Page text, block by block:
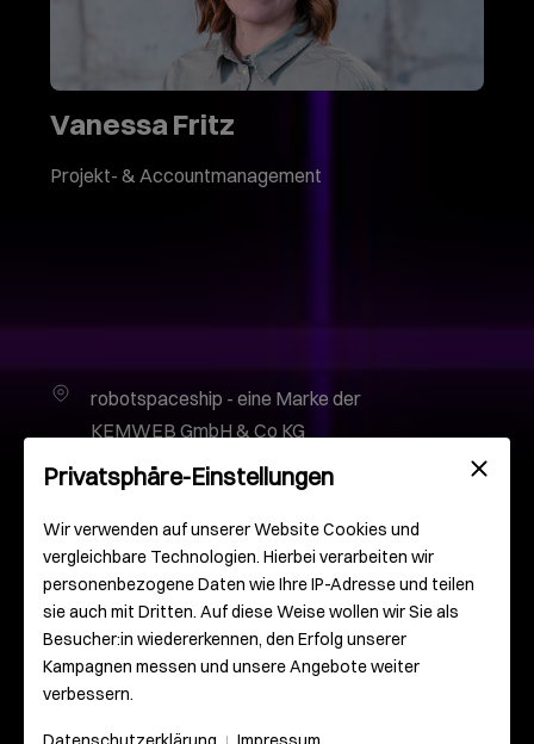
Vanessa Fritz
Projekt- & Accountmanagement
robotspaceship - eine Marke der
KEMWEB GmbH & Co KG
Gutenbergplatz 2
55116 Mainz
Deutschland
info@robotspaceship.com
0 61 31 – 93 000 – 0
Privatsphäre-Einstellungen
Wir verwenden auf unserer Website Cookies und
vergleichbare Technologien. Hierbei verarbeiten wir
personenbezogene Daten wie Ihre IP-Adresse und teilen
sie auch mit Dritten. Auf diese Weise wollen wir Sie als
Besucher:in wiedererkennen, den Erfolg unserer
Kampagnen messen und unsere Angebote weiter
verbessern.
|